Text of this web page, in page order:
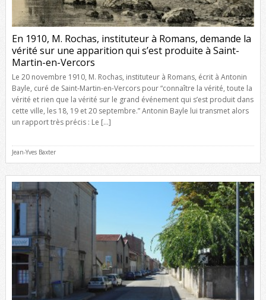
En 1910, M. Rochas, instituteur à Romans, demande la
vérité sur une apparition qui s’est produite à Saint-
Martin-en-Vercors
Le 20 novembre 1910, M. Rochas, instituteur à Romans, écrit à Antonin
Bayle, curé de Saint-Martin-en-Vercors pour “connaître la vérité, toute la
vérité et rien que la vérité sur le grand événement qui s’est produit dans
cette ville, les 18, 19 et 20 septembre.” Antonin Bayle lui transmet alors
un rapport très précis : Le […]
Jean-Yves Baxter